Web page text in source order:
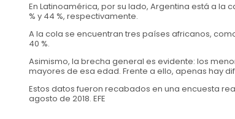
En Latinoamérica, por su lado, Argentina está a la
% y 44 %, respectivamente.
A la cola se encuentran tres países africanos,
40 %.
Asimismo, la brecha general es evidente: los
mayores de esa edad. Frente a ello, apenas hay
Estos datos fueron recabados en una encuesta
agosto de 2018. EFE